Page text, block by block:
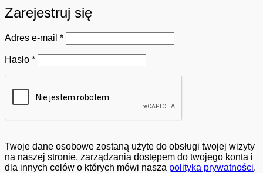
Zarejestruj się
Adres e-mail *Wymagane
Hasło *Wymagane
Twoje dane osobowe zostaną użyte do obsługi twojej wizyty
na naszej stronie, zarządzania dostępem do twojego konta i
dla innych celów o których mówi nasza polityka prywatności.